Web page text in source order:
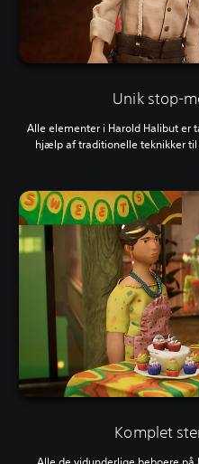
Unik stop-
Alle elementer i Harold Halibut er
hjælp af traditionelle teknikker
Komplet